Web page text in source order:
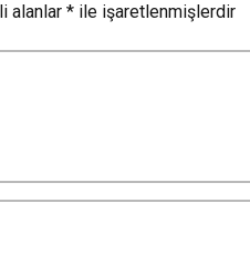
alanlar * ile işaretlenmişlerdir